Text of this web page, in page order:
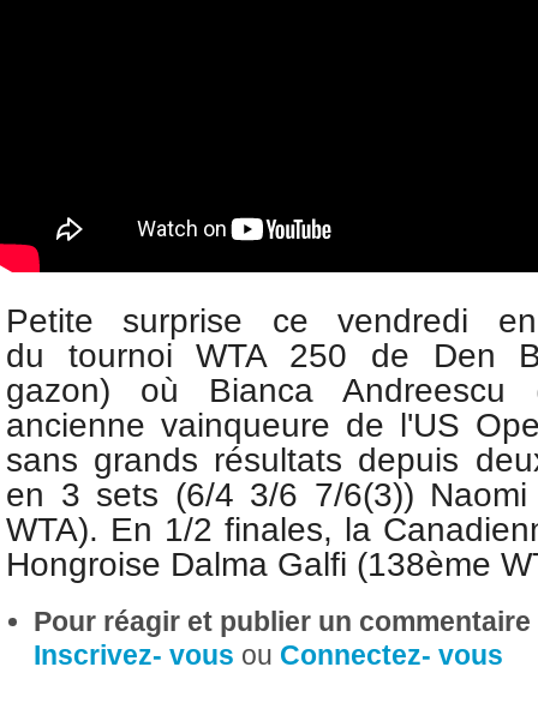
Petite surprise ce vendredi
du tournoi WTA 250 de Den
gazon) où Bianca Andreescu
ancienne vainqueure de l'US
sans grands résultats depuis
en 3 sets (6/4 3/6 7/6(3)) Naomi
WTA). En 1/2 finales, la
Hongroise Dalma Galfi (138ème
Pour réagir et publier un
Inscrivez- vous ou Connectez- vous